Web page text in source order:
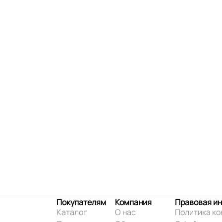
Покупателям
Каталог
Компания
О нас
Правовая
Политика